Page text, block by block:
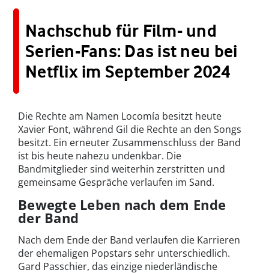
Nachschub für Film- und
Serien-Fans: Das ist neu bei
Netflix im September 2024
Die Rechte am Namen Locomía besitzt heute
Xavier Font, während Gil die Rechte an den Songs
besitzt. Ein erneuter Zusammenschluss der Band
ist bis heute nahezu undenkbar. Die
Bandmitglieder sind weiterhin zerstritten und
gemeinsame Gespräche verlaufen im Sand.
Bewegte Leben nach dem Ende
der Band
Nach dem Ende der Band verlaufen die Karrieren
der ehemaligen Popstars sehr unterschiedlich.
Gard Passchier, das einzige niederländische